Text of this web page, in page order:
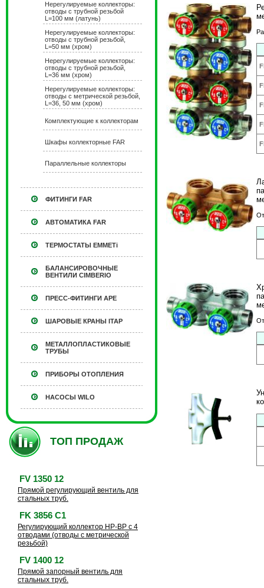
Нерегулируемые коллекторы:
отводы с трубной резьбой
L=100 мм (латунь)
Нерегулируемые коллекторы:
отводы с трубной резьбой,
L=50 мм (хром)
Нерегулируемые коллекторы:
отводы с трубной резьбой,
L=36 мм (хром)
Hерегулируемые коллекторы:
отводы с метрической резьбой,
L=36, 50 мм (хром)
Комплектующие к коллекторам
Шкафы коллекторные FAR
Параллельные коллекторы
ФИТИНГИ FAR
АВТОМАТИКА FAR
ТЕРМОСТАТЫ EMMETi
БАЛАНСИРОВОЧНЫЕ
ВЕНТИЛИ CIMBERIO
ПРЕСС-ФИТИНГИ APE
ШАРОВЫЕ КРАНЫ ITAP
МЕТАЛЛОПЛАСТИКОВЫЕ
ТРУБЫ
ПРИБОРЫ ОТОПЛЕНИЯ
НАСОСЫ WILO
ТОП ПРОДАЖ
FV 1350 12
Прямой регулирующий вентиль для
стальных труб.
FK 3856 C1
Регулирующий коллектор HP-BP с 4
отводами (отводы с метрической
резьбой)
FV 1400 12
Прямой запорный вентиль для
стальных труб.